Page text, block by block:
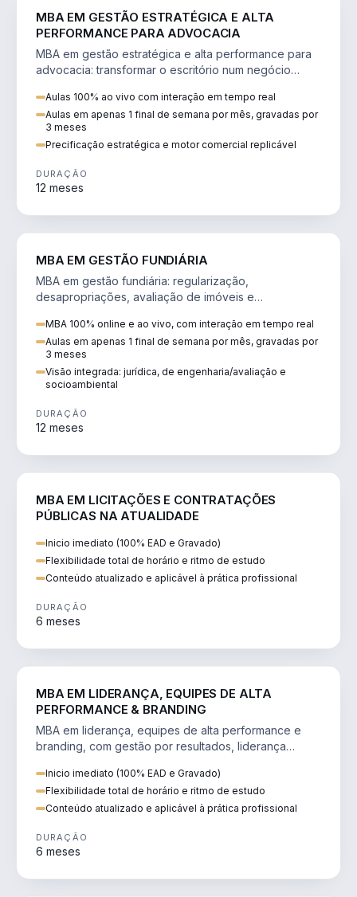
MBA EM GESTÃO ESTRATÉGICA E ALTA
PERFORMANCE PARA ADVOCACIA
MBA em gestão estratégica e alta performance para
advocacia: transformar o escritório num negócio
Aulas 100% ao vivo com interação em tempo real
Aulas em apenas 1 final de semana por mês, gravadas por
3 meses
Precificação estratégica e motor comercial replicável
DURAÇÃO
12 meses
MBA EM GESTÃO FUNDIÁRIA
MBA em gestão fundiária: regularização,
desapropriações, avaliação de imóveis e
MBA 100% online e ao vivo, com interação em tempo real
Aulas em apenas 1 final de semana por mês, gravadas por
3 meses
Visão integrada: jurídica, de engenharia/avaliação e
socioambiental
DURAÇÃO
12 meses
MBA EM LICITAÇÕES E CONTRATAÇÕES
PÚBLICAS NA ATUALIDADE
Inicio imediato (100% EAD e Gravado)
Flexibilidade total de horário e ritmo de estudo
Conteúdo atualizado e aplicável à prática profissional
DURAÇÃO
6 meses
MBA EM LIDERANÇA, EQUIPES DE ALTA
PERFORMANCE & BRANDING
MBA em liderança, equipes de alta performance e
branding, com gestão por resultados, liderança
Inicio imediato (100% EAD e Gravado)
Flexibilidade total de horário e ritmo de estudo
Conteúdo atualizado e aplicável à prática profissional
DURAÇÃO
6 meses